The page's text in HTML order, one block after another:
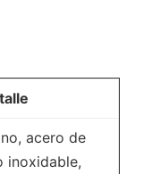
acero de
inoxidable,